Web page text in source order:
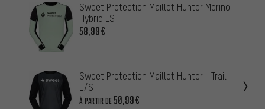
Sweet Protection Maillot Hunter Merino
Hybrid LS
58,99€
Sweet Protection Maillot Hunter II Trail
L/S
À PARTIR DE 50,99€